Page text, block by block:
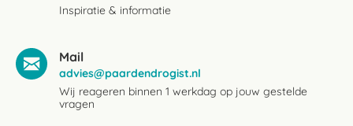
Inspiratie & informatie
Mail
advies@paardendrogist.nl
Wij reageren binnen 1 werkdag op jouw gestelde
vragen